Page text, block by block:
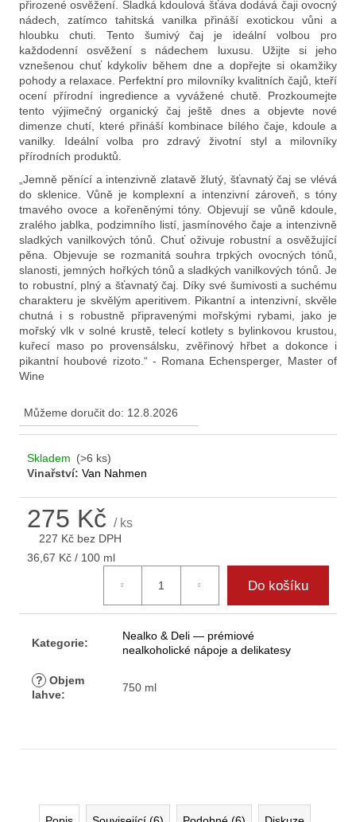
přirozené osvěžení. Sladká kdoulová šťáva dodává čaji ovocný
nádech, zatímco tahitská vanilka přináší exotickou vůni a
hloubku chuti. Tento šumivý čaj je ideální volbou pro
každodenní osvěžení s nádechem luxusu. Užijte si jeho
vznešenou chuť kdykoliv během dne a dopřejte si okamžiky
pohody a relaxace. Perfektní pro milovníky kvalitních čajů, kteří
ocení přírodní ingredience a vyvážené chutě. Prozkoumejte
tento výjimečný organický čaj ještě dnes a objevte nové
dimenze chutí, které přináší kombinace bílého čaje, kdoule a
vanilky. Ideální volba pro zdravý životní styl a milovníky
přírodních produktů.
„Jemně pěnící a intenzivně zlatavě žlutý, šťavnatý čaj se vlévá
do sklenice. Vůně je komplexní a intenzivní zároveň, s tóny
tmavého ovoce a kořeněnými tóny. Objevují se vůně kdoule,
zralého jablka, podzimního listí, jasmínového čaje a intenzivně
sladkých vanilkových tónů. Chuť oživuje robustní a osvěžující
pěna. Objevuje se rozmanitá souhra trpkých ovocných tónů,
slanosti, jemných hořkých tónů a sladkých vanilkových tónů. Je
to robustní, plný a šťavnatý čaj. Díky své šumivosti a suchému
charakteru je skvělým aperitivem. Pikantní a intenzivní, skvěle
chutná i s robustně připravenými mořskými rybami, jako je
mořský vlk v solné krustě, telecí kotlety s bylinkovou krustou,
kuřecí maso po provensálsku, zvěřinový hřbet a dokonce i
pikantní houbové rizoto.“ - Romana Echensperger, Master of
Wine
Můžeme doručit do: 12.8.2026
Skladem (>6 ks)
Vinařství:Van Nahmen
275 Kč/ ks
227 Kč bez DPH
Měrná
36,67 Kč / 100 ml
Do košíku
Kategorie:
Nealko & Deli — prémiové
nealkoholické nápoje a delikatesy
? Objem
lahve:
750 ml
r
u
č
u
j
e
m
e